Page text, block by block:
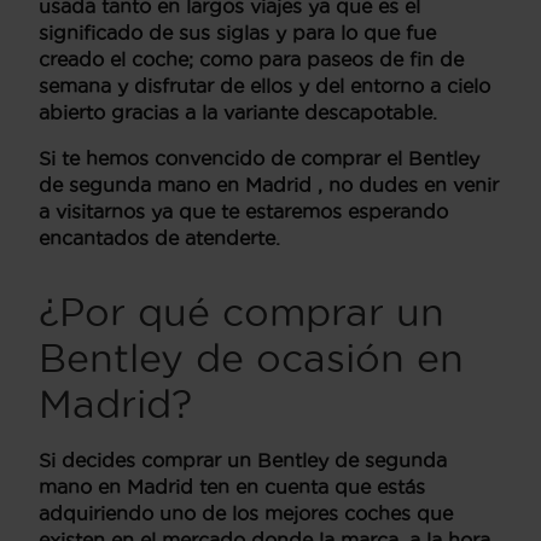
usada tanto en largos viajes ya que es el
significado de sus siglas y para lo que fue
creado el coche; como para paseos de fin de
semana y disfrutar de ellos y del entorno a cielo
abierto gracias a la variante descapotable.
Si te hemos convencido de comprar el Bentley
de segunda mano en Madrid , no dudes en venir
a visitarnos ya que te estaremos esperando
encantados de atenderte.
¿Por qué comprar un
Bentley de ocasión en
Madrid?
Si decides comprar un Bentley de segunda
mano en Madrid ten en cuenta que estás
adquiriendo uno de los mejores coches que